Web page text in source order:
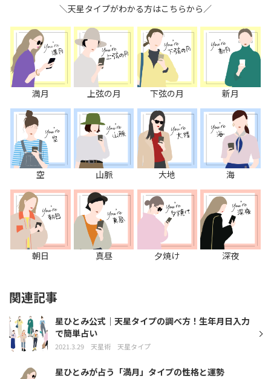
＼天星タイプがわかる方はこちらから／
満月 上弦の月 下弦の月 新月
空 山脈 大地 海
朝日 真昼 夕焼け 深夜
関連記事
星ひとみ公式｜天星タイプの調べ方！生年月日入力
で簡単占い
2021.3.29 天星術 天星タイプ
星ひとみが占う「満月」タイプの性格と運勢